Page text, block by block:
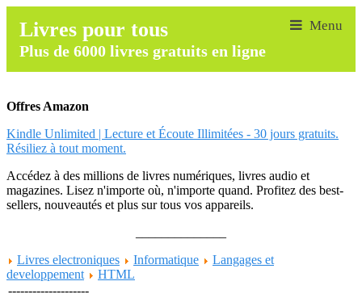
Livres pour tous
Plus de 6000 livres gratuits en ligne
Offres Amazon
Kindle Unlimited | Lecture et Écoute Illimitées - 30 jours gratuits.
Résiliez à tout moment.
Accédez à des millions de livres numériques, livres audio et
magazines. Lisez n'importe où, n'importe quand. Profitez des best-
sellers, nouveautés et plus sur tous vos appareils.
Livres electroniques
Informatique
Langages et
developpement
HTML
--------------------